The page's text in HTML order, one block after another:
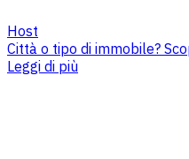
Host
Città o tipo di immobile?
Leggi di più